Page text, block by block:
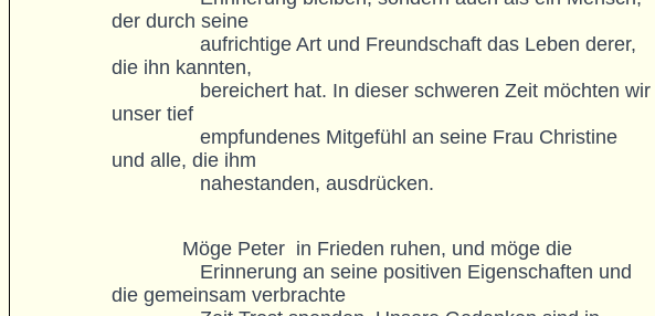
der durch seine
die ihn kannten,
unser tief
und alle, die ihm
		nahestanden, ausdrücken.
Möge Peter  in Frieden ruhen, und möge die
die gemeinsam verbrachte